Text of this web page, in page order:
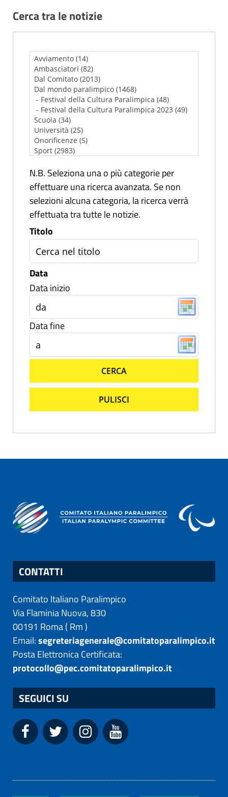
Cerca tra le notizie
N.B. Seleziona una o più categorie per
effettuare una ricerca avanzata. Se non
selezioni alcuna categoria, la ricerca verrà
effettuata tra tutte le notizie.
Titolo
Data
Data inizio
Data fine
CERCA
PULISCI
CONTATTI
Comitato Italiano Paralimpico
Via Flaminia Nuova, 830
00191 Roma( Rm)
Email:segreteriagenerale@comitatoparalimpico.it
Posta Elettronica Certificata:
protocollo@pec.comitatoparalimpico.it
SEGUICI SU